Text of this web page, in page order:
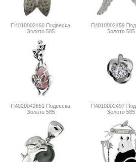
П4010002460 Подвеска
Золото 585
П4010002459
Золото 585
П4020042651 Подвеска
Золото 585
П4010002497
Золото 585